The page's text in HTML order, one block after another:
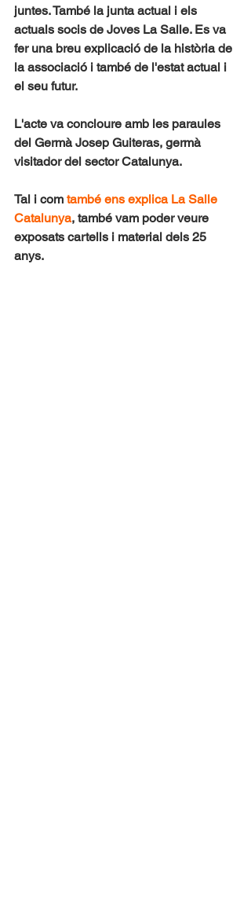
juntes. També la junta actual i els
actuals socis de Joves La Salle. Es va
fer una breu explicació de la història de
la associació i també de l'estat actual i
el seu futur.
L'acte va concloure amb les paraules
del Germà Josep Guiteras, germà
visitador del sector Catalunya.
Tal i com també ens explica La Salle
Catalunya, també vam poder veure
exposats cartells i material dels 25
anys.